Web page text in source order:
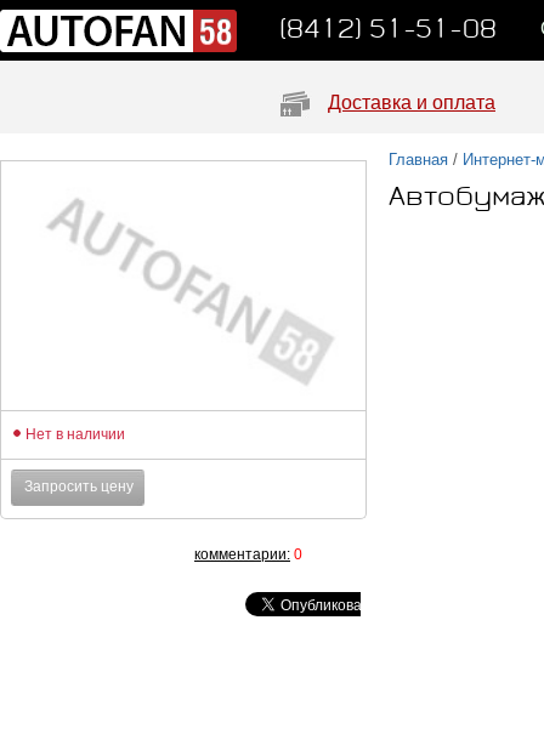
(8412) 51-51-08
Доставка и оплата
Главная / Интернет-
Нет в наличии
Запросить цену
комментарии: 0